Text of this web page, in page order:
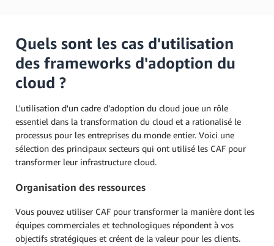
Quels sont les cas d'utilisation
des frameworks d'adoption du
cloud ?
L'utilisation d'un cadre d'adoption du cloud joue un rôle
essentiel dans la transformation du cloud et a rationalisé le
processus pour les entreprises du monde entier. Voici une
sélection des principaux secteurs qui ont utilisé les CAF pour
transformer leur infrastructure cloud.
Organisation des ressources
Vous pouvez utiliser CAF pour transformer la manière dont les
équipes commerciales et technologiques répondent à vos
objectifs stratégiques et créent de la valeur pour les clients.